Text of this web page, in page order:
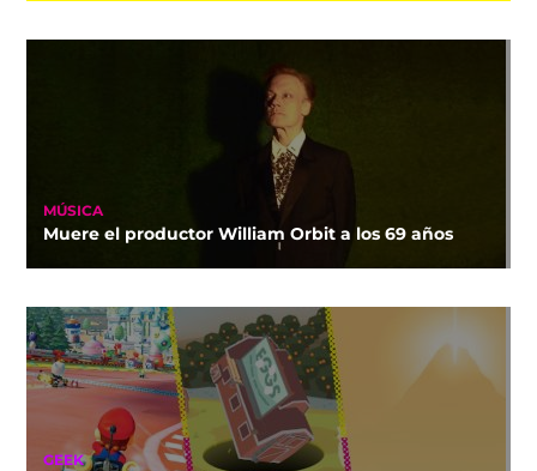
MÚSICA
Muere el productor William Orbit a los 69 años
GEEK